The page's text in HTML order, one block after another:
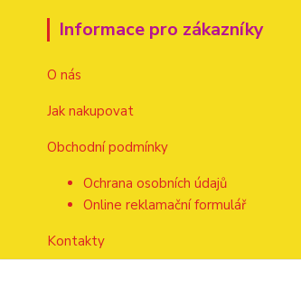
Informace pro zákazníky
O nás
Jak nakupovat
Obchodní podmínky
Ochrana osobních údajů
Online reklamační formulář
Kontakty